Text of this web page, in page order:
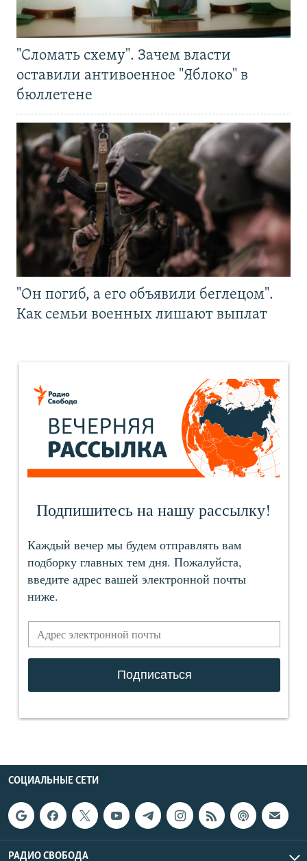
"Сломать схему". Зачем власти
оставили антивоенное "Яблоко" в
бюллетене
"Он погиб, а его объявили беглецом".
Как семьи военных лишают выплат
СОЦИАЛЬНЫЕ СЕТИ
РАДИО СВОБОДА